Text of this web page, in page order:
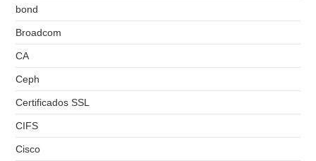
bond
Broadcom
CA
Ceph
Certificados SSL
CIFS
Cisco